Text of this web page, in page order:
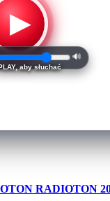
▶
🔊
aby słuchać
RADIOTON